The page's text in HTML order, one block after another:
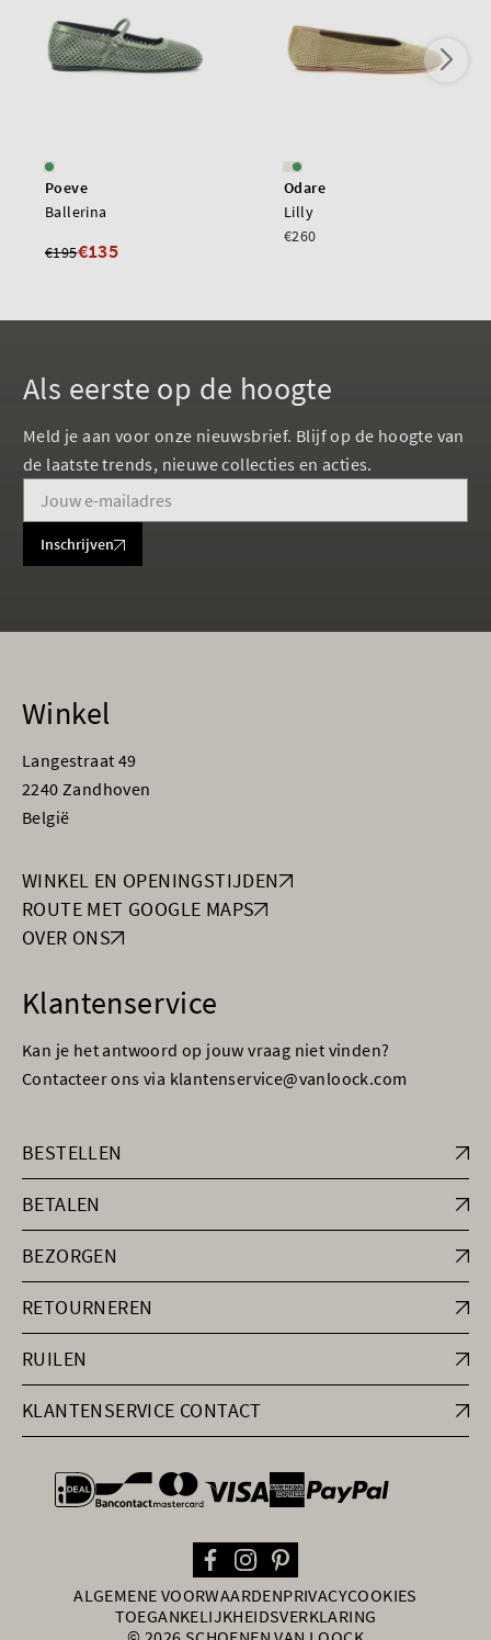
Poeve
Ballerina
€195€135
Odare
Lilly
€260
Als eerste op de hoogte
Meld je aan voor onze nieuwsbrief. Blijf op de hoogte van
de laatste trends, nieuwe collecties en acties.
Inschrijven
Winkel
Langestraat 49
2240 Zandhoven
België
WINKEL EN OPENINGSTIJDEN
ROUTE MET GOOGLE MAPS
OVER ONS
Klantenservice
Kan je het antwoord op jouw vraag niet vinden?
Contacteer ons via klantenservice@vanloock.com
BESTELLEN
BETALEN
BEZORGEN
RETOURNEREN
RUILEN
KLANTENSERVICE CONTACT
general.paymentOptions
ALGEMENE VOORWAARDENPRIVACYCOOKIES
TOEGANKELIJKHEIDSVERKLARING